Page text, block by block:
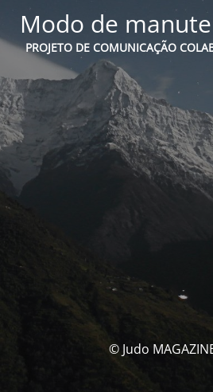
Modo de
PROJETO DE COMUNICAÇÃO
© Judo